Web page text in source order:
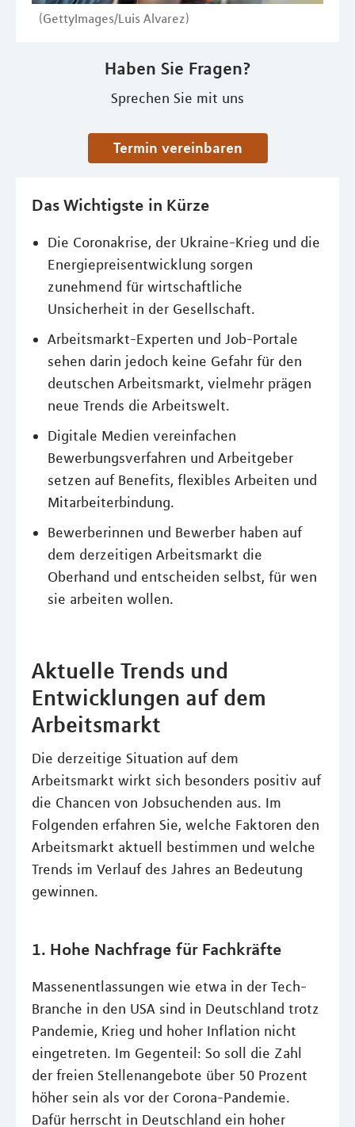
(GettyImages/Luis Alvarez)
Haben Sie Fragen?
Sprechen Sie mit uns
Termin vereinbaren
Das Wichtigste in Kürze
Die Coronakrise, der Ukraine-Krieg und die
Energiepreisentwicklung sorgen
zunehmend für wirtschaftliche
Unsicherheit in der Gesellschaft.
Arbeitsmarkt-Experten und Job-Portale
sehen darin jedoch keine Gefahr für den
deutschen Arbeitsmarkt, vielmehr prägen
neue Trends die Arbeitswelt.
Digitale Medien vereinfachen
Bewerbungsverfahren und Arbeitgeber
setzen auf Benefits, flexibles Arbeiten und
Mitarbeiterbindung.
Bewerberinnen und Bewerber haben auf
dem derzeitigen Arbeitsmarkt die
Oberhand und entscheiden selbst, für wen
sie arbeiten wollen.
Aktuelle Trends und
Entwicklungen auf dem
Arbeitsmarkt
Die derzeitige Situation auf dem
Arbeitsmarkt wirkt sich besonders positiv auf
die Chancen von Jobsuchenden aus. Im
Folgenden erfahren Sie, welche Faktoren den
Arbeitsmarkt aktuell bestimmen und welche
Trends im Verlauf des Jahres an Bedeutung
gewinnen.
1. Hohe Nachfrage für Fachkräfte
Massenentlassungen wie etwa in der Tech-
Branche in den USA sind in Deutschland trotz
Pandemie, Krieg und hoher Inflation nicht
eingetreten. Im Gegenteil: So soll die Zahl
der freien Stellenangebote über 50 Prozent
höher sein als vor der Corona-Pandemie.
Dafür herrscht in Deutschland ein hoher